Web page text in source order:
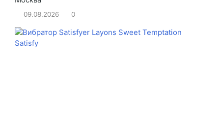
09.08.2026 0